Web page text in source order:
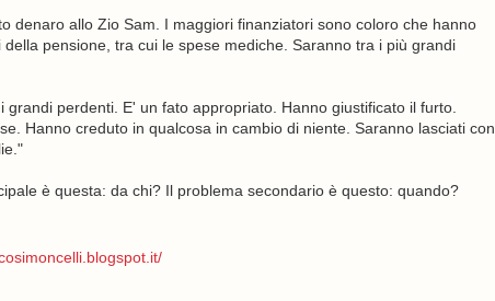
denaro allo Zio Sam. I maggiori finanziatori sono coloro che hanno
pensione, tra cui le spese mediche. Saranno tra i più grandi
perdenti. E' un fato appropriato. Hanno giustificato il furto.
Hanno creduto in qualcosa in cambio di niente. Saranno lasciati con
è questa: da chi? Il problema secondario è questo: quando?